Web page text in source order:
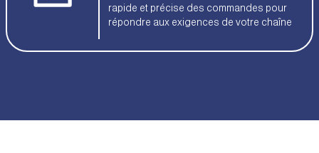
rapide et précise des commandes pour
répondre aux exigences de votre chaîne